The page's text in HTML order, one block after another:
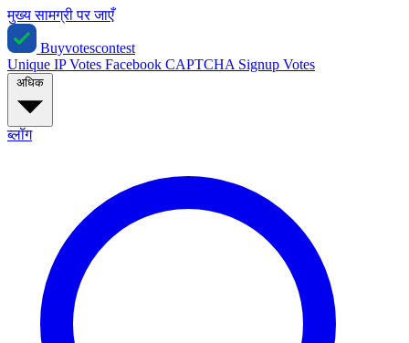
मुख्य सामग्री पर जाएँ
Buyvotescontest
Unique IP Votes Facebook CAPTCHA Signup Votes
ब्लॉग